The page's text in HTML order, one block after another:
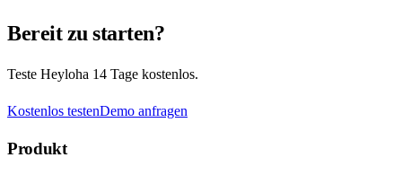
Bereit zu starten?
Teste Heyloha 14 Tage kostenlos.
Kostenlos testenDemo anfragen
Produkt